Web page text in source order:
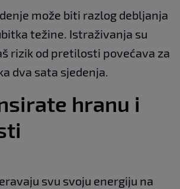
može biti razlog debljanja
težine. Istraživanja su
rizik od pretilosti povećava za
dva sata sjedenja.
hranu i
svu svoju energiju na